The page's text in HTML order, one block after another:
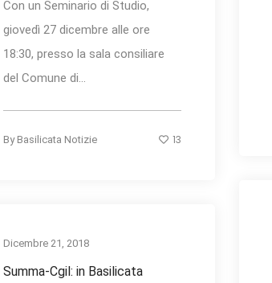
Con un Seminario di Studio,
giovedì 27 dicembre alle ore
18:30, presso la sala consiliare
del Comune di...
By Basilicata Notizie 13
Dicembre 21, 2018
Summa-Cgil: in Basilicata